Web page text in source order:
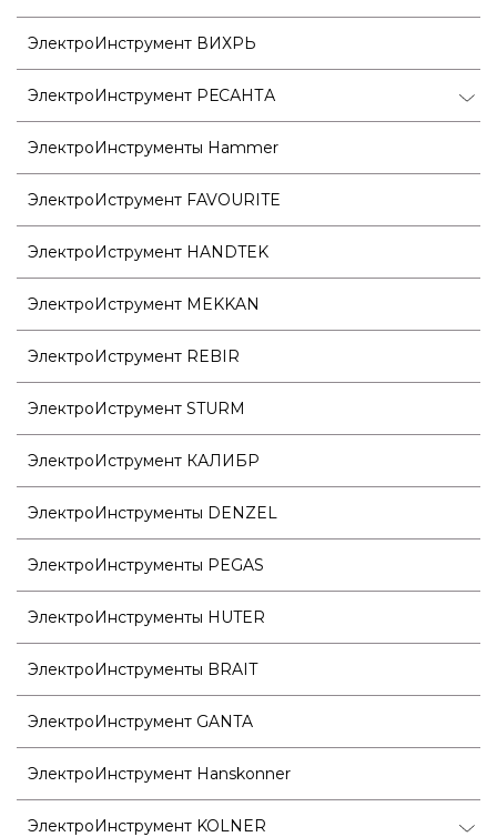
ЭлектроИнструмент ВИХРЬ
ЭлектроИнструмент РЕСАНТА
ЭлектроИнструменты Hammer
ЭлектроИструмент FAVOURITE
ЭлектроИструмент HANDTEK
ЭлектроИструмент MEKKAN
ЭлектроИструмент REBIR
ЭлектроИструмент STURM
ЭлектроИструмент КАЛИБР
ЭлектроИнструменты DENZEL
ЭлектроИнструменты PEGAS
ЭлектроИнструменты HUTER
ЭлектроИнструменты BRAIT
ЭлектроИнструмент GANTA
ЭлектроИнструмент Hanskonner
ЭлектроИнструмент KOLNER